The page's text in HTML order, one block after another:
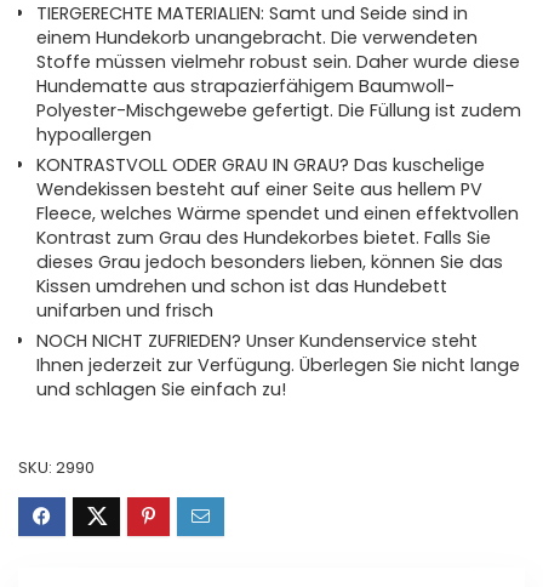
TIERGERECHTE MATERIALIEN: Samt und Seide sind in
einem Hundekorb unangebracht. Die verwendeten
Stoffe müssen vielmehr robust sein. Daher wurde diese
Hundematte aus strapazierfähigem Baumwoll-
Polyester-Mischgewebe gefertigt. Die Füllung ist zudem
hypoallergen
KONTRASTVOLL ODER GRAU IN GRAU? Das kuschelige
Wendekissen besteht auf einer Seite aus hellem PV
Fleece, welches Wärme spendet und einen effektvollen
Kontrast zum Grau des Hundekorbes bietet. Falls Sie
dieses Grau jedoch besonders lieben, können Sie das
Kissen umdrehen und schon ist das Hundebett
unifarben und frisch
NOCH NICHT ZUFRIEDEN? Unser Kundenservice steht
Ihnen jederzeit zur Verfügung. Überlegen Sie nicht lange
und schlagen Sie einfach zu!
SKU: 2990